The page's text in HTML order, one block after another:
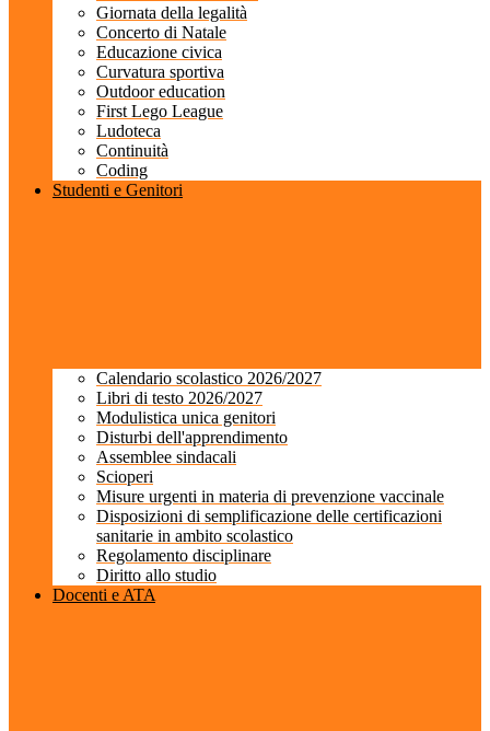
Giornata della legalità
Concerto di Natale
Educazione civica
Curvatura sportiva
Outdoor education
First Lego League
Ludoteca
Continuità
Coding
Studenti e Genitori
Calendario scolastico 2026/2027
Libri di testo 2026/2027
Modulistica unica genitori
Disturbi dell'apprendimento
Assemblee sindacali
Scioperi
Misure urgenti in materia di prevenzione vaccinale
Disposizioni di semplificazione delle certificazioni
sanitarie in ambito scolastico
Regolamento disciplinare
Diritto allo studio
Docenti e ATA